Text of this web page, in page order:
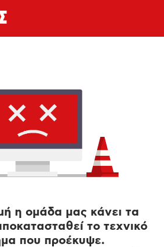
η ομάδα μας κάνει τα
το τεχνικό
που προέκυψε.